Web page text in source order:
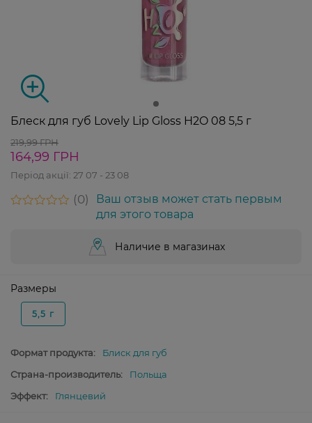
Блеск для губ Lovely Lip Gloss H2O 08 5,5 г
219,99 ГРН
164,99 ГРН
Період акції: 27 07 - 23 08
0
Ваш отзыв может стать первым
для этого товара
Наличие в магазинах
Размеры
5,5 г
Формат продукта:
Блиск для губ
Страна-производитель:
Польща
Эффект:
Глянцевий